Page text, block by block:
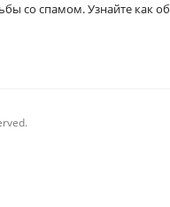
со спамом. Узнайте как